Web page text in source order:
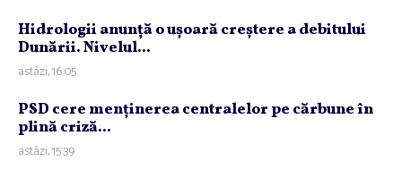
Hidrologii anunţă o uşoară creştere a debitului
Dunării. Nivelul...
astăzi, 16:05
PSD cere menţinerea centralelor pe cărbune în
plină criză...
astăzi, 15:39